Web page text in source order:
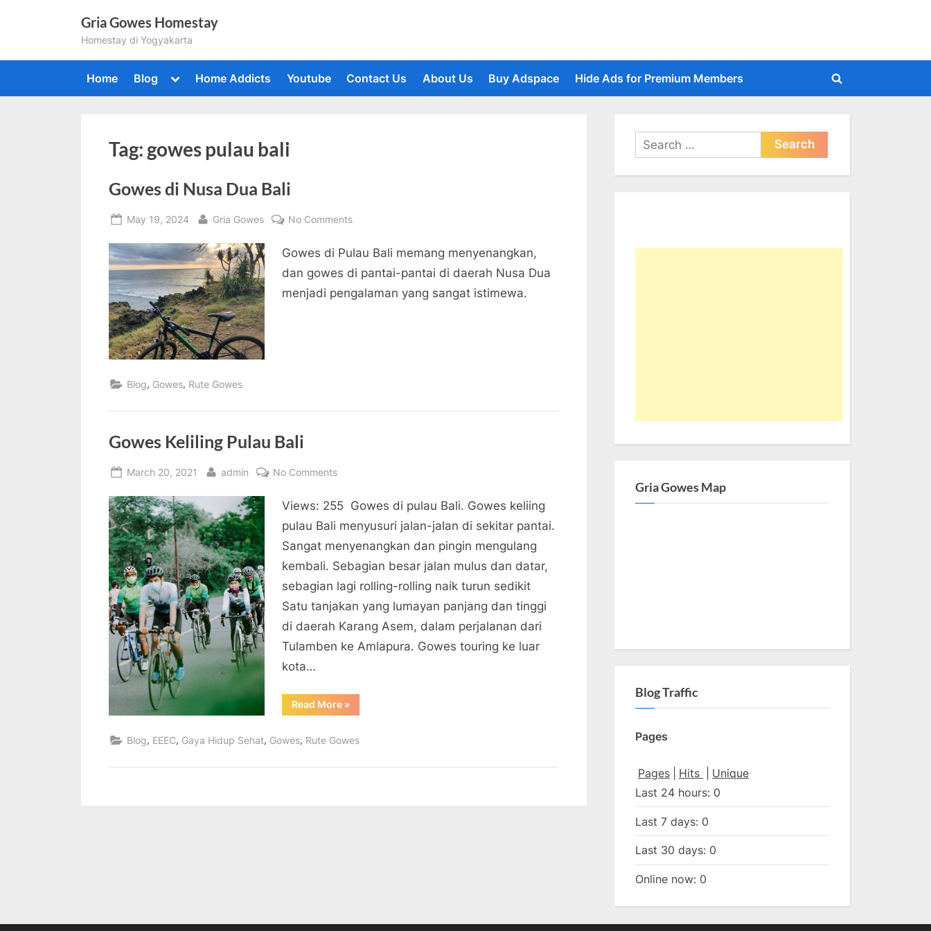
Gria Gowes Homestay
Homestay di Yogyakarta
Home Blog
Toggle
menu
menu
Home Addicts Youtube Contact Us About Us Buy Adspace Hide Ads for Premium Members
Toggle
Tag: gowes pulau bali
Gowes di Nusa Dua Bali
Posted
May 19, 2024 By
Gria Gowes No Commentson
di
Nusa
Dua
Gowes di Pulau Bali memang menyenangkan,
dan gowes di pantai-pantai di daerah Nusa Dua
menjadi pengalaman yang sangat istimewa.
Blog, Gowes, Rute Gowes
Gowes Keliling Pulau Bali
Posted
March 20, 2021 By
admin No Commentson
Keliling
Pulau
Bali
Views: 255 Gowes di pulau Bali. Gowes keliing
pulau Bali menyusuri jalan-jalan di sekitar pantai.
Sangat menyenangkan dan pingin mengulang
kembali. Sebagian besar jalan mulus dan datar,
sebagian lagi rolling-rolling naik turun sedikit
Satu tanjakan yang lumayan panjang dan tinggi
di daerah Karang Asem, dalam perjalanan dari
Tulamben ke Amlapura. Gowes touring ke luar
kota…
Read More“Gowes
Keliling
»
Blog, EEEC, Gaya Hidup Sehat, Gowes, Rute Gowes
Search
for:
Gria Gowes Map
Blog Traffic
Pages
Pages Hits
Unique
Last 24 hours: 0
Last 7 days: 0
Last 30 days: 0
Online now: 0